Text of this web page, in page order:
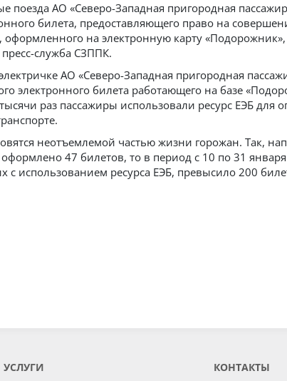
поезда АО «Северо-Западная пригородная
билета, предоставляющего право на
на электронную карту
служба СЗППК.
АО «Северо-Западная пригородная
электронного билета работающего на базе
раз пассажиры использовали ресурс ЕЭБ для
неотъемлемой частью жизни горожан. Так,
47 билетов, то в период с 10 по 31
с использованием ресурса ЕЭБ, превысило 200
УСЛУГИ КОНТАКТЫ